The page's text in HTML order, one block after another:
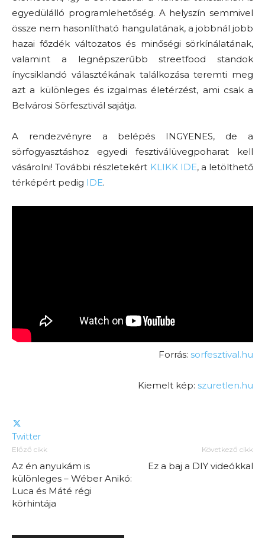
egyedülálló programlehetőség. A helyszín semmivel
össze nem hasonlítható hangulatának, a jobbnál jobb
hazai főzdék változatos és minőségi sörkínálatának,
valamint a legnépszerűbb streetfood standok
ínycsiklandó választékának találkozása teremti meg
azt a különleges és izgalmas életérzést, ami csak a
Belvárosi Sörfesztivál sajátja.
A rendezvényre a belépés INGYENES, de a
sörfogyasztáshoz egyedi fesztiválüvegpoharat kell
vásárolni! További részletekért KLIKK IDE, a letölthető
térképért pedig IDE.
Forrás: sorfesztival.hu
Kiemelt kép: szuretlen.hu
Twitter
Előző cikk
Az én anyukám is
különleges – Wéber Anikó:
Luca és Máté régi
körhintája
Következő cikk
Ez a baj a DIY videókkal